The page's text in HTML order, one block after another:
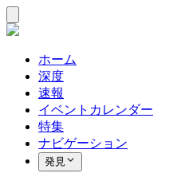
ホーム
深度
速報
イベントカレンダー
特集
ナビゲーション
発見